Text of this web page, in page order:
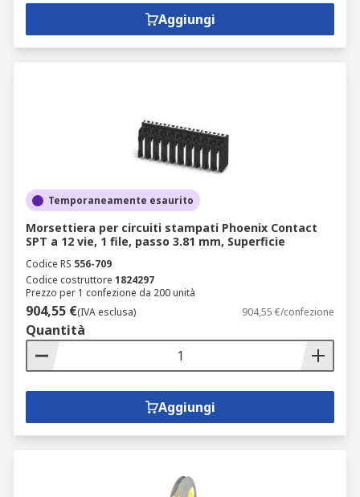
Aggiungi
Temporaneamente esaurito
Morsettiera per circuiti stampati Phoenix Contact
SPT a 12 vie, 1 file, passo 3.81 mm, Superficie
Codice RS 556-709
Codice costruttore 1824297
Prezzo per 1 confezione da 200 unità
904,55 €(IVA esclusa) 904,55 €/confezione
Quantità
Aggiungi